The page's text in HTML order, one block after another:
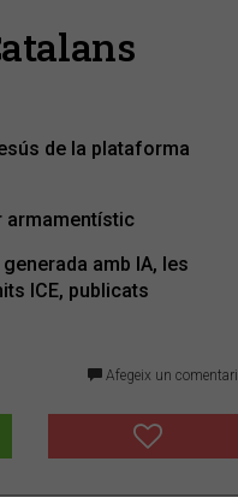
de la plataforma
armamentístic
amb IA, les
ICE, publicats
Afegeix un comentari